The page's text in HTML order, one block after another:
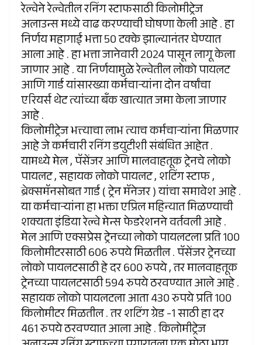
रेल्वेने रेल्वेतील रनिंग स्टाफसाठी किलोमीट्रेज
अलाउन्स मध्ये वाढ करण्याची घोषणा केली आहे . हा
निर्णय महागाई भत्ता 50 टक्के झाल्यानंतर घेण्यात
आला आहे . हा भत्ता जानेवारी 2024 पासून लागू केला
जाणार आहे . या निर्णयामुळे रेल्वेतील लोको पायलट
आणि गार्ड यांसारख्या कर्मचाऱ्यांना दोन वर्षांचा
एरियर्स थेट त्यांच्या बँक खात्यात जमा केला जाणार
आहे .
किलोमीट्रेज भत्त्याचा लाभ त्याच कर्मचाऱ्यांना मिळणार
आहे जे कर्मचारी रनिंग डयुटीशी संबंधित आहेत .
यामध्ये मेल , पॅसेंजर आणि मालवाहतूक ट्रेनचे लोको
पायलट , सहायक लोको पायलट , शटिंग स्टाफ ,
ब्रेक्समॅनसोबत गार्ड ( ट्रेन मॅनेजर ) यांचा समावेश आहे .
या कर्मचाऱ्यांना हा भक्ता एप्रिल महिन्यात मिळण्याची
शक्यता इंडिया रेल्वे मेन्स फेडरेशनने वर्तवली आहे .
मेल आणि एक्सप्रेस ट्रेनच्या लोको पायलटला प्रति 100
किलोमीटरसाठी 606 रुपये मिळतील . पॅसेंजर ट्रेनच्या
लोको पायलटसाठी हे दर 600 रुपये , तर मालवाहतूक
ट्रेनच्या पायलटसाठी 594 रुपये ठरवण्यात आले आहे .
सहायक लोको पायलटला आता 430 रुपये प्रति 100
किलोमीटर मिळतील . तर शटिंग ग्रेड -1 साठी हा दर
461 रुपये ठरवण्यात आला आहे . किलोमीट्रेज